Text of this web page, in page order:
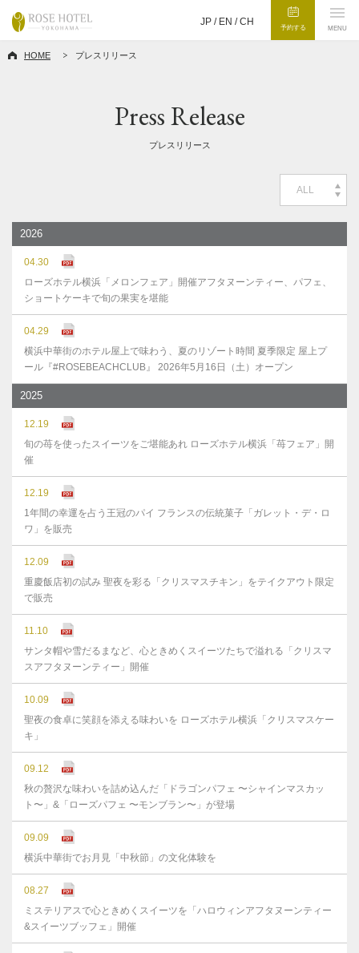
JP / EN /CH
予約する MENU
HOME プレスリリース
Press Release
プレスリリース
ALL
2026
04.30
ローズホテル横浜「メロンフェア」開催アフタヌーンティー、パフェ、
ショートケーキで旬の果実を堪能
04.29
横浜中華街のホテル屋上で味わう、夏のリゾート時間 夏季限定 屋上プ
ール『#ROSEBEACHCLUB』 2026年5月16日（土）オープン
2025
12.19
旬の苺を使ったスイーツをご堪能あれ ローズホテル横浜「苺フェア」開
催
12.19
1年間の幸運を占う王冠のパイ フランスの伝統菓子「ガレット・デ・ロ
ワ」を販売
12.09
重慶飯店初の試み 聖夜を彩る「クリスマスチキン」をテイクアウト限定
で販売
11.10
サンタ帽や雪だるまなど、心ときめくスイーツたちで溢れる「クリスマ
スアフタヌーンティー」開催
10.09
聖夜の食卓に笑顔を添える味わいを ローズホテル横浜「クリスマスケー
キ」
09.12
秋の贅沢な味わいを詰め込んだ「ドラゴンパフェ 〜シャインマスカッ
ト〜」&「ローズパフェ 〜モンブラン〜」が登場
09.09
横浜中華街でお月見「中秋節」の文化体験を
08.27
ミステリアスで心ときめくスイーツを「ハロウィンアフタヌーンティー
&スイーツブッフェ」開催